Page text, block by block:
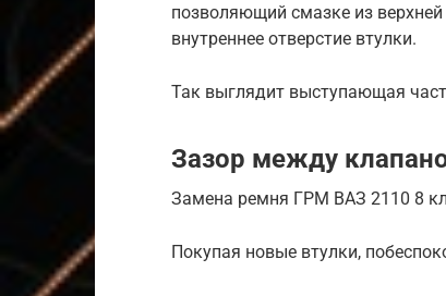
позволяющий смазке из
внутреннее отверстие втулки.
Так выглядит выступающая
Зазор между
Замена ремня ГРМ ВАЗ 2110 8
Покупая новые втулки,